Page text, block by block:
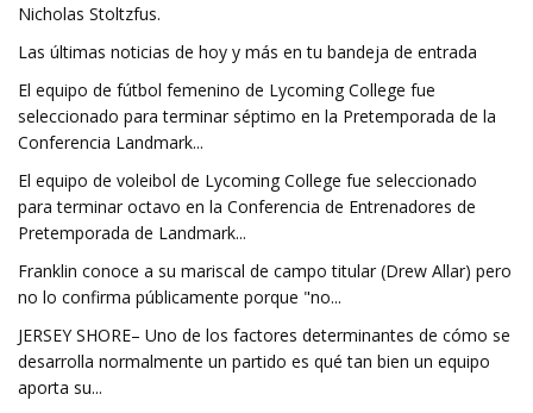
Nicholas Stoltzfus.
Las últimas noticias de hoy y más en tu bandeja de entrada
El equipo de fútbol femenino de Lycoming College fue
seleccionado para terminar séptimo en la Pretemporada de la
Conferencia Landmark...
El equipo de voleibol de Lycoming College fue seleccionado
para terminar octavo en la Conferencia de Entrenadores de
Pretemporada de Landmark...
Franklin conoce a su mariscal de campo titular (Drew Allar) pero
no lo confirma públicamente porque "no...
JERSEY SHORE– Uno de los factores determinantes de cómo se
desarrolla normalmente un partido es qué tan bien un equipo
aporta su...